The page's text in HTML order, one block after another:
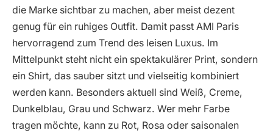
die Marke sichtbar zu machen, aber meist dezent
genug für ein ruhiges Outfit. Damit passt AMI Paris
hervorragend zum Trend des leisen Luxus. Im
Mittelpunkt steht nicht ein spektakulärer Print, sondern
ein Shirt, das sauber sitzt und vielseitig kombiniert
werden kann. Besonders aktuell sind Weiß, Creme,
Dunkelblau, Grau und Schwarz. Wer mehr Farbe
tragen möchte, kann zu Rot, Rosa oder saisonalen